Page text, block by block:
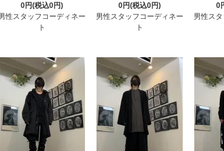
0円(税込0円)
性スタッフコーディネー
ト
0円(税込0円)
男性スタッフコーディネー
ト
0
男性ス